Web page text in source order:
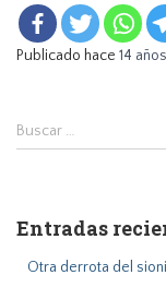
Publicado hace 14 años
B
r
Buscar …
Entradas
Otra derrota del